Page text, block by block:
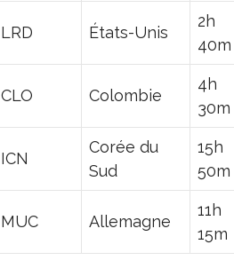
LRD États-Unis
2h
40m
CLO Colombie
4h
30m
ICN
Corée du
Sud
15h
50m
MUC Allemagne
11h
15m